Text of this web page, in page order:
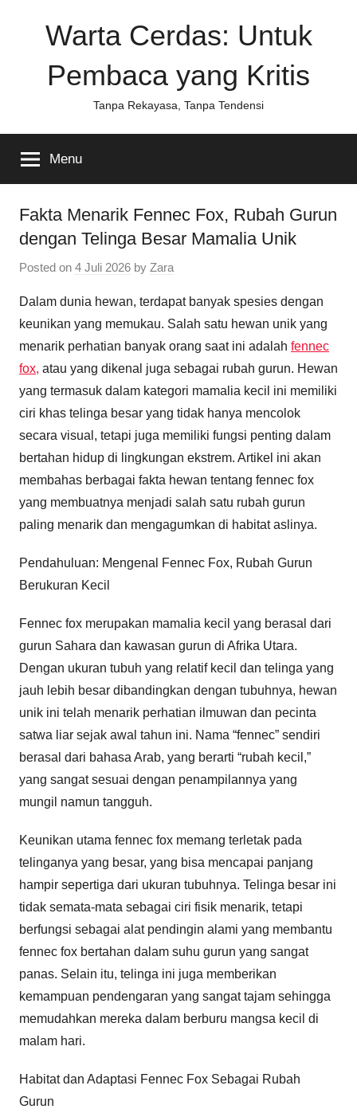
Warta Cerdas: Untuk
Pembaca yang Kritis
Tanpa Rekayasa, Tanpa Tendensi
Menu
Fakta Menarik Fennec Fox, Rubah Gurun
dengan Telinga Besar Mamalia Unik
Posted on 4 Juli 2026 by Zara
Dalam dunia hewan, terdapat banyak spesies dengan
keunikan yang memukau. Salah satu hewan unik yang
menarik perhatian banyak orang saat ini adalah fennec
fox, atau yang dikenal juga sebagai rubah gurun. Hewan
yang termasuk dalam kategori mamalia kecil ini memiliki
ciri khas telinga besar yang tidak hanya mencolok
secara visual, tetapi juga memiliki fungsi penting dalam
bertahan hidup di lingkungan ekstrem. Artikel ini akan
membahas berbagai fakta hewan tentang fennec fox
yang membuatnya menjadi salah satu rubah gurun
paling menarik dan mengagumkan di habitat aslinya.
Pendahuluan: Mengenal Fennec Fox, Rubah Gurun
Berukuran Kecil
Fennec fox merupakan mamalia kecil yang berasal dari
gurun Sahara dan kawasan gurun di Afrika Utara.
Dengan ukuran tubuh yang relatif kecil dan telinga yang
jauh lebih besar dibandingkan dengan tubuhnya, hewan
unik ini telah menarik perhatian ilmuwan dan pecinta
satwa liar sejak awal tahun ini. Nama “fennec” sendiri
berasal dari bahasa Arab, yang berarti “rubah kecil,”
yang sangat sesuai dengan penampilannya yang
mungil namun tangguh.
Keunikan utama fennec fox memang terletak pada
telinganya yang besar, yang bisa mencapai panjang
hampir sepertiga dari ukuran tubuhnya. Telinga besar ini
tidak semata-mata sebagai ciri fisik menarik, tetapi
berfungsi sebagai alat pendingin alami yang membantu
fennec fox bertahan dalam suhu gurun yang sangat
panas. Selain itu, telinga ini juga memberikan
kemampuan pendengaran yang sangat tajam sehingga
memudahkan mereka dalam berburu mangsa kecil di
malam hari.
Habitat dan Adaptasi Fennec Fox Sebagai Rubah
Gurun